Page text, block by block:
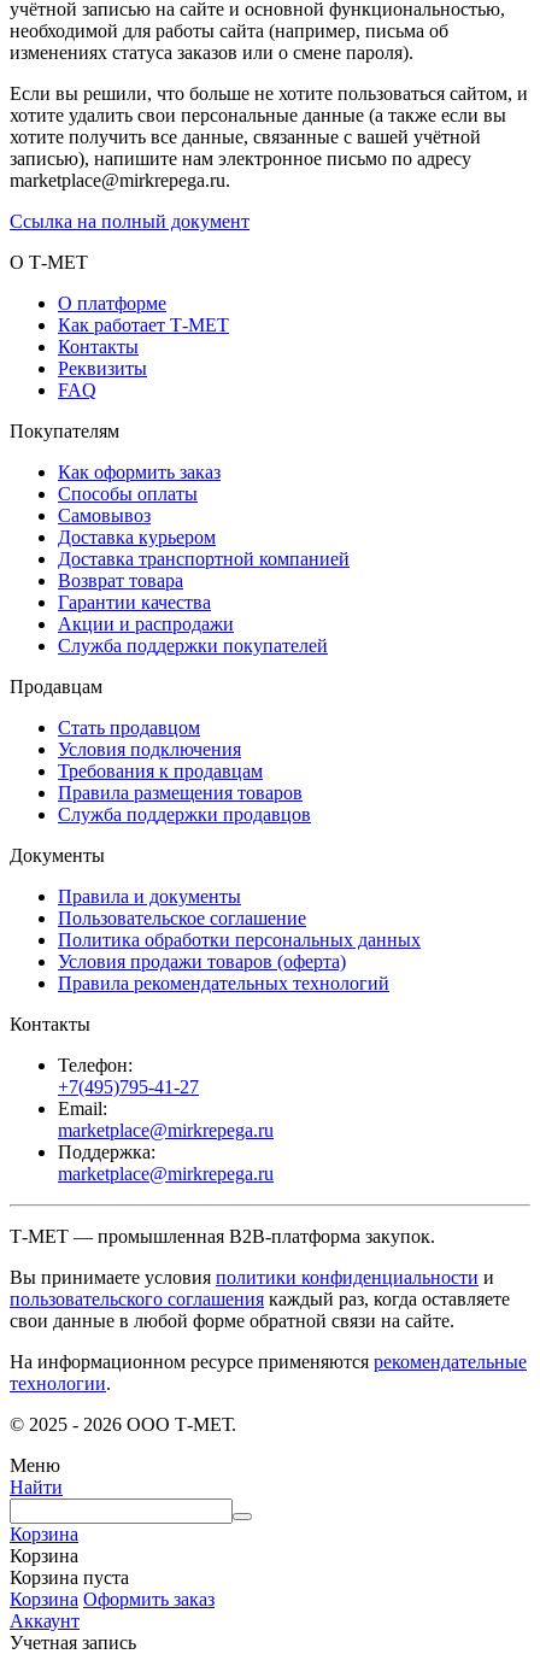
учётной записью на сайте и основной функциональностью,
необходимой для работы сайта (например, письма об
изменениях статуса заказов или о смене пароля).
Если вы решили, что больше не хотите пользоваться сайтом, и
хотите удалить свои персональные данные (а также если вы
хотите получить все данные, связанные с вашей учётной
записью), напишите нам электронное письмо по адресу
marketplace@mirkrepega.ru.
Ссылка на полный документ
О Т-МЕТ
О платформе
Как работает Т-МЕТ
Контакты
Реквизиты
FAQ
Покупателям
Как оформить заказ
Способы оплаты
Самовывоз
Доставка курьером
Доставка транспортной компанией
Возврат товара
Гарантии качества
Акции и распродажи
Служба поддержки покупателей
Продавцам
Стать продавцом
Условия подключения
Требования к продавцам
Правила размещения товаров
Служба поддержки продавцов
Документы
Правила и документы
Пользовательское соглашение
Политика обработки персональных данных
Условия продажи товаров (оферта)
Правила рекомендательных технологий
Контакты
Телефон:
+7(495)795-41-27
Email:
marketplace@mirkrepega.ru
Поддержка:
marketplace@mirkrepega.ru
Т-МЕТ — промышленная B2B-платформа закупок.
Вы принимаете условия политики конфиденциальности и
пользовательского соглашения каждый раз, когда оставляете
свои данные в любой форме обратной связи на сайте.
На информационном ресурсе применяются рекомендательные
технологии.
© 2025 - 2026 ООО Т-МЕТ.
Меню
Найти
Корзина
Корзина
Корзина пуста
Корзина Оформить заказ
Аккаунт
Учетная запись